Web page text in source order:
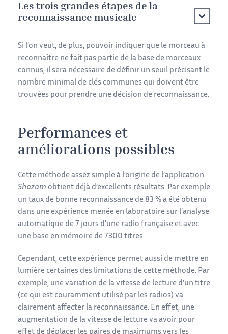
Les trois grandes étapes de la
reconnaissance musicale
Si l’on veut, de plus, pouvoir indiquer que le morceau à
reconnaître ne fait pas partie de la base de morceaux
connus, il sera nécessaire de définir un seuil précisant le
nombre minimal de clés communes qui doivent être
trouvées pour prendre une décision de reconnaissance.
Performances et
améliorations possibles
Cette méthode assez simple à l’origine de l’application
Shazam obtient déjà d’excellents résultats. Par exemple
un taux de bonne reconnaissance de 83 % a été obtenu
dans une expérience menée en laboratoire sur l’analyse
automatique de 7 jours d’une radio française et avec
une base en mémoire de 7300 titres.
Cependant, cette expérience permet aussi de mettre en
lumière certaines des limitations de cette méthode. Par
exemple, une variation de la vitesse de lecture d’un titre
(ce qui est couramment utilisé par les radios) va
clairement affecter la reconnaissance. En effet, une
augmentation de la vitesse de lecture va avoir pour
effet de déplacer les paires de maximums vers les